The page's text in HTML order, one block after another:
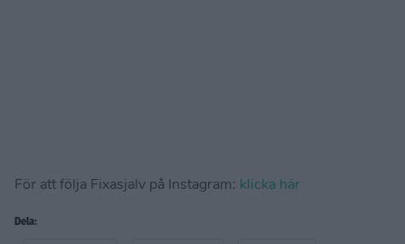
För att följa Fixasjalv på Instagram: klicka här
Dela: